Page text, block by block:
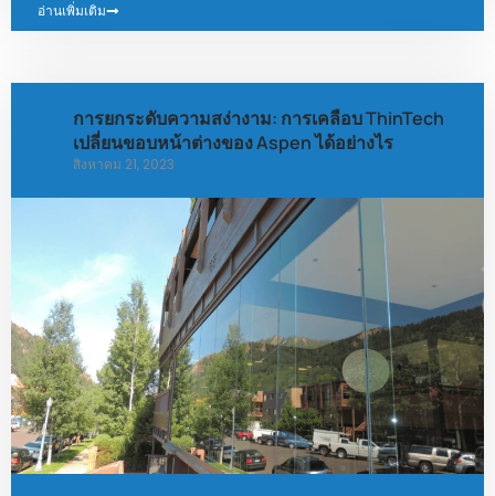
อ่านเพิ่มเติม
การยกระดับความสง่างาม: การเคลือบ ThinTech
เปลี่ยนขอบหน้าต่างของ Aspen ได้อย่างไร
สิงหาคม 21, 2023